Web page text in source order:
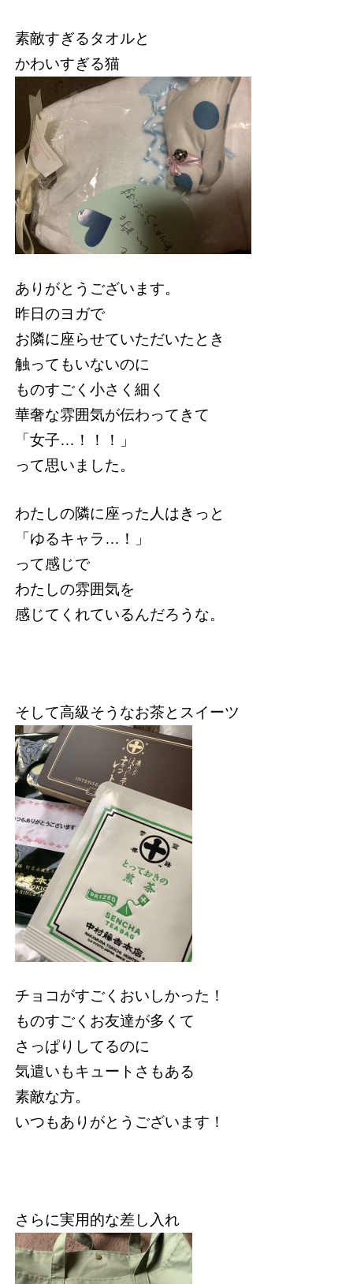
素敵すぎるタオルと
かわいすぎる猫
ありがとうございます。
昨日のヨガで
お隣に座らせていただいたとき
触ってもいないのに
ものすごく小さく細く
華奢な雰囲気が伝わってきて
「女子…！！！」
って思いました。
わたしの隣に座った人はきっと
「ゆるキャラ…！」
って感じで
わたしの雰囲気を
感じてくれているんだろうな。
そして高級そうなお茶とスイーツ
チョコがすごくおいしかった！
ものすごくお友達が多くて
さっぱりしてるのに
気遣いもキュートさもある
素敵な方。
いつもありがとうございます！
さらに実用的な差し入れ